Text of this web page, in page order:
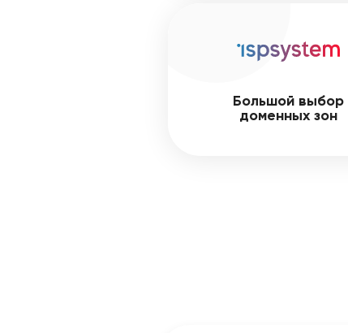
Большой выбор
доменных зон